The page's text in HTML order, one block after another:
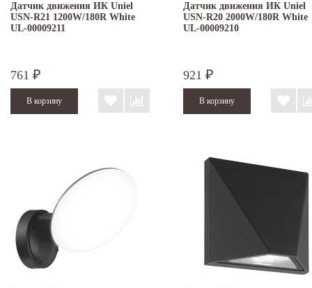
Датчик движения ИК Uniel
USN-R21 1200W/180R White
UL-00009211
761 ₽
Датчик движения ИК Uniel
USN-R20 2000W/180R White
UL-00009210
921 ₽